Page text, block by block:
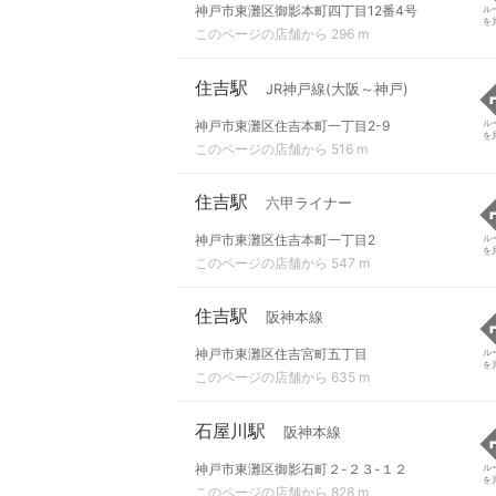
神戸市東灘区御影本町四丁目12番4号
このページの店舗から 296 m
ル
を
住吉駅 JR神戸線(大阪～神戸)
神戸市東灘区住吉本町一丁目2-9
このページの店舗から 516 m
ル
を
住吉駅 六甲ライナー
神戸市東灘区住吉本町一丁目2
このページの店舗から 547 m
ル
を
住吉駅 阪神本線
神戸市東灘区住吉宮町五丁目
このページの店舗から 635 m
ル
を
石屋川駅 阪神本線
神戸市東灘区御影石町２-２３-１２
このページの店舗から 828 m
ル
を